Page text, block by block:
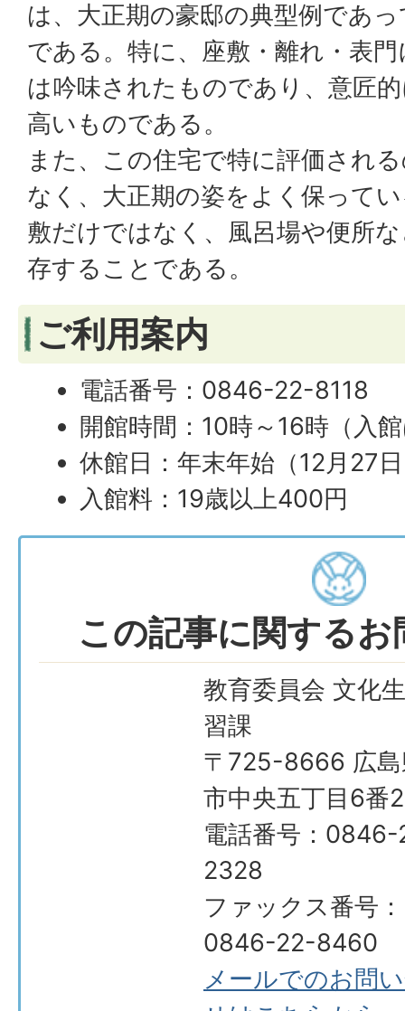
は、大正期の豪邸の典型例であ
である。特に、座敷・離れ・表
は吟味されたものであり、意匠
高いものである。
また、この住宅で特に評価され
なく、大正期の姿をよく保って
敷だけではなく、風呂場や便所
存することである。
ご利用案内
電話番号：0846-22-8118
開館時間：10時～16時（入
休館日：年末年始（12月27
入館料：19歳以上400円
この記事に関する
教育委員会 文化
習課
〒725-8666 広島
市中央五丁目6番
電話番号：
2328
ファックス番号：
0846-22-8460
メールでのお問